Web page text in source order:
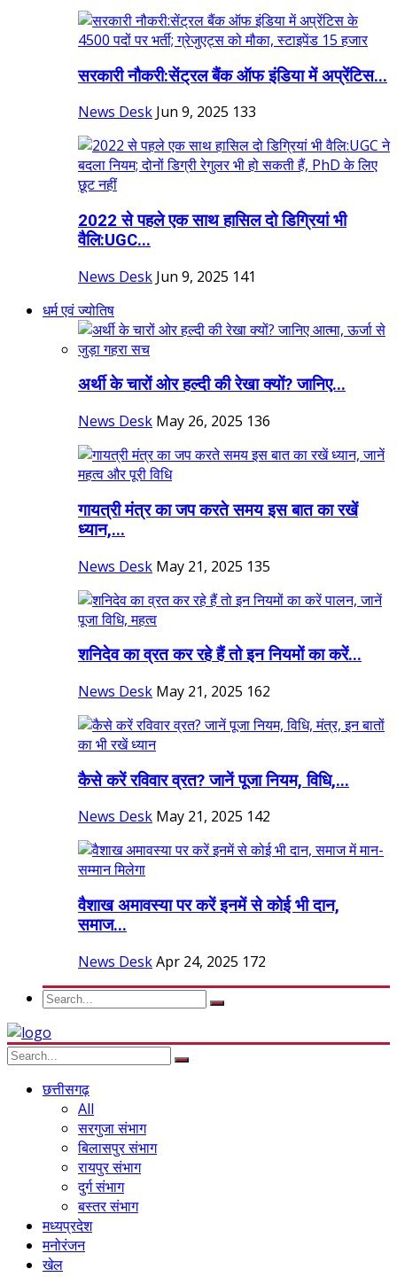
सरकारी नौकरी:सेंट्रल बैंक ऑफ इंडिया में अप्रेंटिस...
News Desk Jun 9, 2025 133
2022 से पहले एक साथ हासिल दो डिग्रियां भी
वैलि:UGC...
News Desk Jun 9, 2025 141
धर्म एवं ज्योतिष
अर्थी के चारों ओर हल्दी की रेखा क्यों? जानिए...
News Desk May 26, 2025 136
गायत्री मंत्र का जप करते समय इस बात का रखें
ध्यान,...
News Desk May 21, 2025 135
शनिदेव का व्रत कर रहे हैं तो इन नियमों का करें...
News Desk May 21, 2025 162
कैसे करें रविवार व्रत? जानें पूजा नियम, विधि,...
News Desk May 21, 2025 142
वैशाख अमावस्या पर करें इनमें से कोई भी दान,
समाज...
News DeskApr 24, 2025 172
छत्तीसगढ़
All
सरगुजा संभाग
बिलासपुर संभाग
रायपुर संभाग
दुर्ग संभाग
बस्तर संभाग
मध्यप्रदेश
मनोरंजन
खेल